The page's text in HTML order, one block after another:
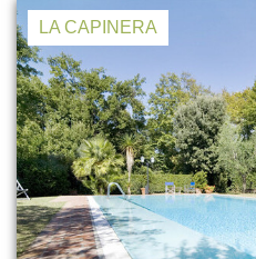
LA CAPINERA